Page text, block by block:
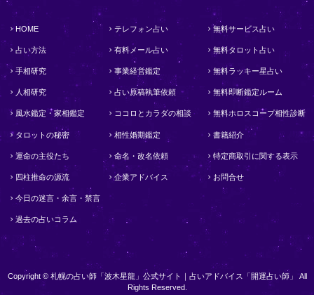
HOME
占い方法
手相研究
人相研究
風水鑑定・家相鑑定
タロットの秘密
運命の主役たち
四柱推命の源流
今日の迷言・余言・禁言
過去の占いコラム
テレフォン占い
有料メール占い
事業経営鑑定
占い原稿執筆依頼
ココロとカラダの相談
相性婚期鑑定
命名・改名依頼
企業アドバイス
無料サービス占い
無料タロット占い
無料ラッキー星占い
無料即断鑑定ルーム
無料ホロスコープ相性診断
書籍紹介
特定商取引に関する表示
お問合せ
Copyright © 札幌の占い師「波木星龍」公式サイト｜占いアドバイス「開運占い師」 All
Rights Reserved.